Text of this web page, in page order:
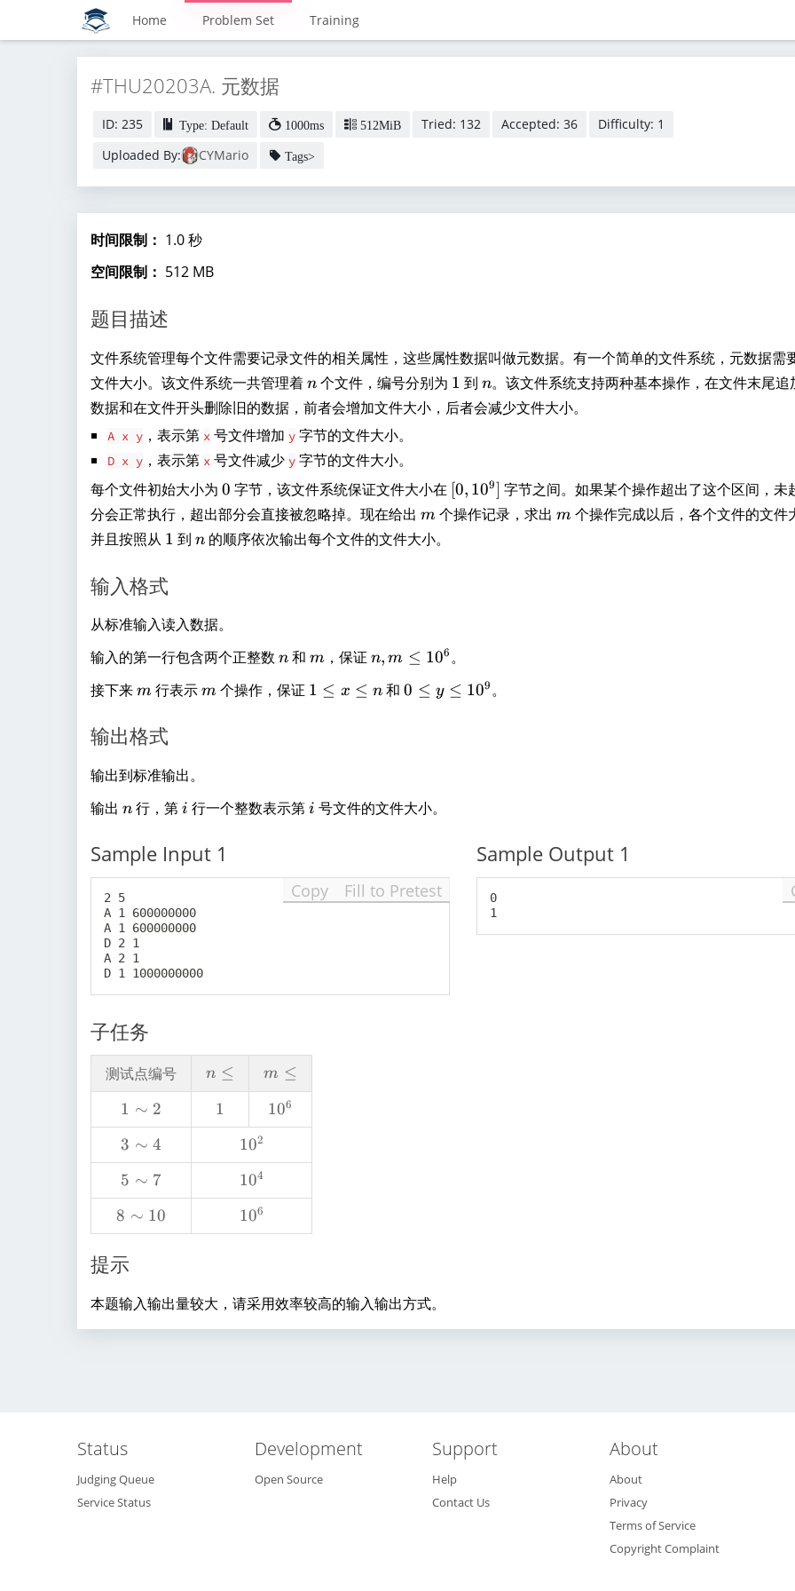
Home Problem Set Training
#THU20203A. 元数据
ID: 235 Type: Default 1000ms 512MiB Tried: 132 Accepted: 36
Difficulty: 1
Uploaded By:
CYMario Tags>
时间限制： 1.0 秒
空间限制： 512 MB
题目描述
文件系统管理每个文件需要记录文件的相关属性，这些属性数据叫做元数据。有一个简单的文件系统，元数据需
文件大小。该文件系统一共管理着n
n 个文件，编号分别为 1
1 到 n
n。该文件系统支持两种基本操作，在文件末尾追
数据和在文件开头删除旧的数据，前者会增加文件大小，后者会减少文件大小。
A x y ，表示第 x 号文件增加 y 字节的文件大小。
D x y ，表示第 x 号文件减少 y 字节的文件大小。
每个文件初始大小为 0
0 字节，该文件系统保证文件大小在 [
0
,
[0, 109] 字节之间。如果某个操作超出了这个区间，未
分会正常执行，超出部分会直接被忽略掉。现在给出 m
m 个操作记录，求出 m
m 个操作完成以后，各个文件的文件
并且按照从 1
1 到 n
n 的顺序依次输出每个文件的文件大小。
输入格式
从标准输入读入数据。
输入的第一行包含两个正整数 n
n 和 m
m ，保证 n,
\l
n, m ≤ 106。
接下来m
m 行表示m
m 个操作，保证 1
l
1 ≤ x ≤ n 和0
l
^
0 ≤ y ≤ 109。
输出格式
输出到标准输出。
输出 n
n 行，第i
i 行一个整数表示第i
i 号文件的文件大小。
Sample Input 1
2 5
A 1 600000000
A 1 600000000
D 2 1
A 2 1
Copy Fill to Pretest
Sample Output 1
0
子任务
测试点编号
n
\
e
n ≤
m
\l
e
m ≤
1
\
si
m
2
1 ∼ 2 1
1
1
0
6
106
3
\
si
m
4
3 ∼ 4
1
0
^
2
102
5
\
si
m
7
5 ∼ 7
1
0
^
4
104
8
\
si
m
1
0
8 ∼ 10
1
0
106
提示
本题输入输出量较大，请采用效率较高的输入输出方式。
Status
Judging Queue
Service Status
Development
Open Source
Support
Help
Contact Us
About
About
Privacy
Terms of Service
Copyright Complaint